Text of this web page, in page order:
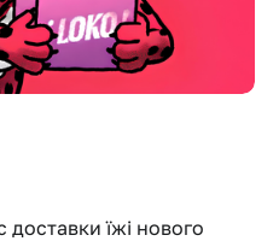
доставки їжі нового